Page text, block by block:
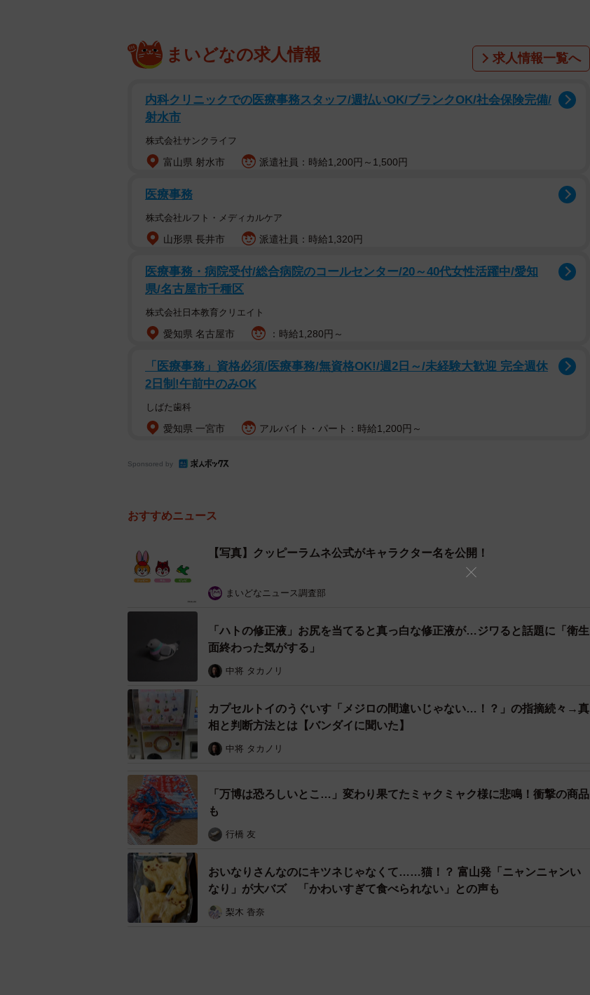
ユーザーからツッコミが殺到しています。
パッケージでおなじみ3キャラの名前は…！？
クッピーラムネのパッケージに描かれているキャラクター。よく目にするけれど、名前は知
らないという方も多いのではないでしょうか。
公式Xの投稿では「みんな、名前おぼえてくれたかな？」という問いかけと共に、キャラク
投稿画像の左側から
・オレンジ色のうさぎ…クッピー
・緑色のとり…ピッピ
と並んでいます。
おなじみのクッピーラムネのキャラクター②／カクダイ製菓のラムネ菓子クッピーラムネの公式
X（@kuppy_ramune_x）より
ユーザーの反応は…
うさぎとりすの名前は商品名である「クッピーラムネ」の「クッピー」と「ラム」が当てら
れています。「クッピー」「ラム」となると、順当にいけば最後は「ネ」になりそうです
が、とりの名前はなんと「ピッピ」。これを受け、ユーザーからは「『ネ』はどこにいっ
た？」「鳥の名前は『ネ』じゃないのね」と、「ネ」がつかない名前に総ツッコミ状態とな
まいどなの求人情報 求人情報一覧へ
内科クリニックでの医療事務スタッフ/週払いOK/ブランクOK/社会保険完備/
射水市
株式会社サンクライフ
富山県 射水市 派遣社員：時給1,200円～1,500円
医療事務
株式会社ルフト・メディカルケア
山形県 長井市 派遣社員：時給1,320円
医療事務・病院受付/総合病院のコールセンター/20～40代女性活躍中/愛知
県/名古屋市千種区
株式会社日本教育クリエイト
愛知県 名古屋市 ：時給1,280円～
「医療事務」資格必須/医療事務/無資格OK!/週2日～/未経験大歓迎 完全週休
2日制!午前中のみOK
しばた歯科
愛知県 一宮市 アルバイト・パート：時給1,200円～
Sponsored by
おすすめニュース
【写真】クッピーラムネ公式がキャラクター名を公開！
まいどなニュース調査部
「ハトの修正液」お尻を当てると真っ白な修正液が…ジワると話題に「衛生
面終わった気がする」
中将 タカノリ
カプセルトイのうぐいす「メジロの間違いじゃない…！？」の指摘続々→真
相と判断方法とは【バンダイに聞いた】
中将 タカノリ
「万博は恐ろしいとこ…」変わり果てたミャクミャク様に悲鳴！衝撃の商品
も
行橋 友
おいなりさんなのにキツネじゃなくて……猫！？ 富山発「ニャンニャンい
なり」が大バズ 「かわいすぎて食べられない」との声も
梨木 香奈